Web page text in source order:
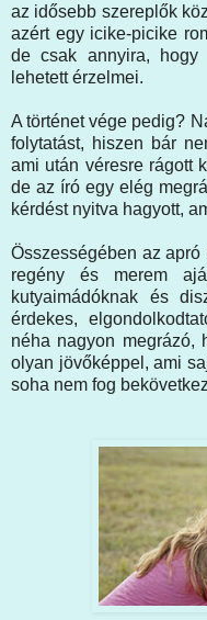
az idősebb szereplők
azért egy icike-picike
de csak annyira, hogy
lehetett érzelmei.
A történet vége pedig?
folytatást, hiszen bár
ami után véresre rágott
de az író egy elég
kérdést nyitva hagyott,
Összességében az
regény és merem
kutyaimádóknak és
érdekes,
néha nagyon megrázó,
olyan jövőképpel, ami
soha nem fog